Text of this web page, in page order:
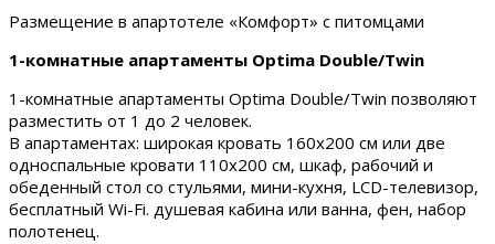
Размещение в апартотеле «Комфорт» с питомцами
1-комнатные апартаменты Optima Double/Twin
1-комнатные апартаменты Optima Double/Twin позволяют
разместить от 1 до 2 человек.
В апартаментах: широкая кровать 160х200 см или две
односпальные кровати 110х200 см, шкаф, рабочий и
обеденный стол со стульями, мини-кухня, LCD-телевизор,
бесплатный Wi-Fi. душевая кабина или ванна, фен, набор
полотенец.